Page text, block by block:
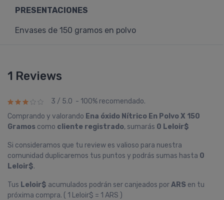
PRESENTACIONES
Envases de 150 gramos en polvo
1 Reviews
3 / 5.0 - 100% recomendado.
Comprando y valorando Ena óxido Ní­trico En Polvo X 150
Gramos como cliente registrado, sumarás 0 Leloir$
Si consideramos que tu review es valioso para nuestra
comunidad duplicaremos tus puntos y podrás sumas hasta 0
Leloir$.
Tus Leloir$ acumulados podrán ser canjeados porARS en tu
próxima compra. ( 1 Leloir$ = 1 ARS )